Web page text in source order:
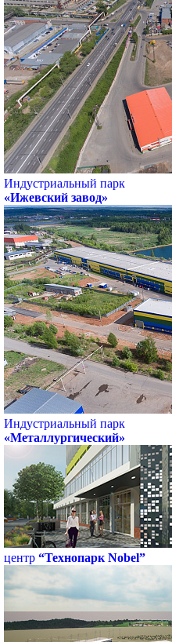
Индустриальный парк
«Ижевский завод»
Индустриальный парк
«Металлургический»
центр “Технопарк Nobel”